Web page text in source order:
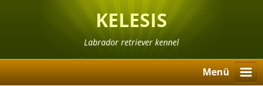
KELESIS
Labrador retriever kennel
Menü